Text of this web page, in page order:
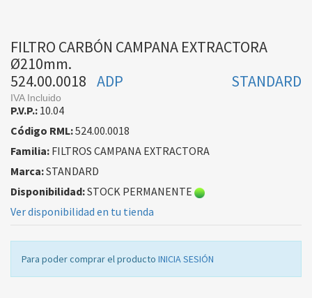
FILTRO CARBÓN CAMPANA EXTRACTORA
Ø210mm.
524.00.0018
STANDARD
ADP
IVA Incluido
P.V.P.: 10.04
Código RML:524.00.0018
Familia: FILTROS CAMPANA EXTRACTORA
Marca:STANDARD
Disponibilidad:STOCK PERMANENTE
Ver disponibilidad en tu tienda
Para poder comprar el producto INICIA SESIÓN